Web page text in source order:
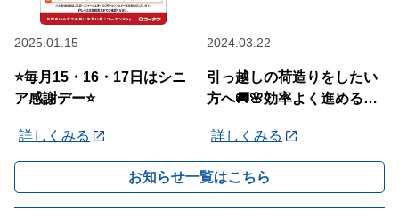
2025.01.15
⭐毎月15・16・17日はシニ
ア感謝デー⭐
詳しくみる
2024.03.22
引っ越しの荷造りをしたい
方へ🚚🌸効率よく進めるコ
詳しくみる
お知らせ一覧はこちら